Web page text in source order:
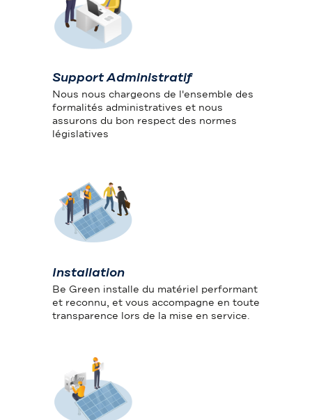
Support Administratif
Nous nous chargeons de l'ensemble des
formalités administratives et nous
assurons du bon respect des normes
législatives
Installation
Be Green installe du matériel performant
et reconnu, et vous accompagne en toute
transparence lors de la mise en service.